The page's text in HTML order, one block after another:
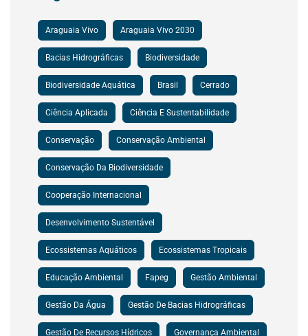
Araguaia Vivo Araguaia Vivo 2030
Bacias Hidrográficas Biodiversidade
Biodiversidade Aquática Brasil Cerrado
Ciência Aplicada Ciência E Sustentabilidade
Conservação Conservação Ambiental
Conservação Da Biodiversidade
Cooperação Internacional
Desenvolvimento Sustentável
Ecossistemas Aquáticos Ecossistemas Tropicais
Educação Ambiental Fapeg Gestão Ambiental
Gestão Da Água Gestão De Bacias Hidrográficas
Gestão De Recursos Hídricos Governança Ambiental